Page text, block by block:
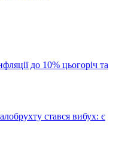
до 10% цьогоріч та
стався вибух: є